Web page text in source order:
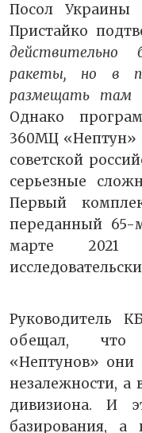
Посол Украины
Пристайко
действительно
ракеты, но в
размещать там
Однако
360МЦ «Нептун»
советской
серьезные
Первый
переданный 65-
марте
Руководитель
обещал, что
«Нептунов» они
незалежности, а
дивизиона. И
базирования, а